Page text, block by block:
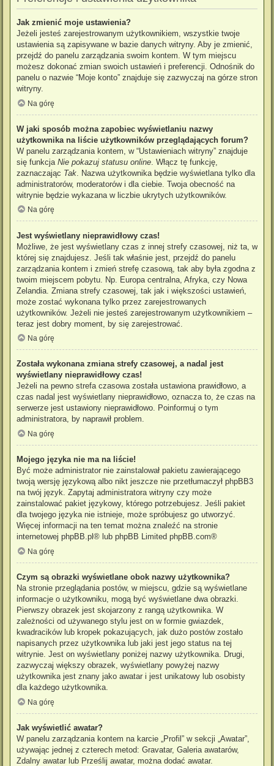
Jak zmienić moje ustawienia?
Jeżeli jesteś zarejestrowanym użytkownikiem, wszystkie twoje
ustawienia są zapisywane w bazie danych witryny. Aby je zmienić,
przejdź do panelu zarządzania swoim kontem. W tym miejscu
możesz dokonać zmian swoich ustawień i preferencji. Odnośnik do
panelu o nazwie “Moje konto” znajduje się zazwyczaj na górze stron
witryny.
Na górę
W jaki sposób można zapobiec wyświetlaniu nazwy
użytkownika na liście użytkowników przeglądających forum?
W panelu zarządzania kontem, w “Ustawieniach witryny” znajduje
się funkcja Nie pokazuj statusu online . Włącz tę funkcję,
zaznaczając Tak . Nazwa użytkownika będzie wyświetlana tylko dla
administratorów, moderatorów i dla ciebie. Twoja obecność na
witrynie będzie wykazana w liczbie ukrytych użytkowników.
Na górę
Jest wyświetlany nieprawidłowy czas!
Możliwe, że jest wyświetlany czas z innej strefy czasowej, niż ta, w
której się znajdujesz. Jeśli tak właśnie jest, przejdź do panelu
zarządzania kontem i zmień strefę czasową, tak aby była zgodna z
twoim miejscem pobytu. Np. Europa centralna, Afryka, czy Nowa
Zelandia. Zmiana strefy czasowej, tak jak i większości ustawień,
może zostać wykonana tylko przez zarejestrowanych
użytkowników. Jeżeli nie jesteś zarejestrowanym użytkownikiem –
teraz jest dobry moment, by się zarejestrować.
Na górę
Została wykonana zmiana strefy czasowej, a nadal jest
wyświetlany nieprawidłowy czas!
Jeżeli na pewno strefa czasowa została ustawiona prawidłowo, a
czas nadal jest wyświetlany nieprawidłowo, oznacza to, że czas na
serwerze jest ustawiony nieprawidłowo. Poinformuj o tym
administratora, by naprawił problem.
Na górę
Mojego języka nie ma na liście!
Być może administrator nie zainstalował pakietu zawierającego
twoją wersję językową albo nikt jeszcze nie przetłumaczył phpBB3
na twój język. Zapytaj administratora witryny czy może
zainstalować pakiet językowy, którego potrzebujesz. Jeśli pakiet
dla twojego języka nie istnieje, może spróbujesz go utworzyć.
Więcej informacji na ten temat można znaleźć na stronie
internetowej phpBB.pl ® lub phpBB Limited phpBB.com®
Na górę
Czym są obrazki wyświetlane obok nazwy użytkownika?
Na stronie przeglądania postów, w miejscu, gdzie są wyświetlane
informacje o użytkowniku, mogą być wyświetlane dwa obrazki.
Pierwszy obrazek jest skojarzony z rangą użytkownika. W
zależności od używanego stylu jest on w formie gwiazdek,
kwadracików lub kropek pokazujących, jak dużo postów zostało
napisanych przez użytkownika lub jaki jest jego status na tej
witrynie. Jest on wyświetlany poniżej nazwy użytkownika. Drugi,
zazwyczaj większy obrazek, wyświetlany powyżej nazwy
użytkownika jest znany jako awatar i jest unikatowy lub osobisty
dla każdego użytkownika.
Na górę
Jak wyświetlić awatar?
W panelu zarządzania kontem na karcie „Profil” w sekcji „Awatar”,
używając jednej z czterech metod: Gravatar, Galeria awatarów,
Zdalny awatar lub Prześlij awatar, można dodać awatar.